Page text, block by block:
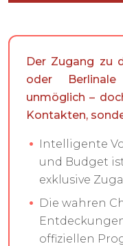
Der Zugang zu
oder
unmöglich –
Kontakten,
Intelligente
und Budget
exklusive
Die wahren
offiziellen